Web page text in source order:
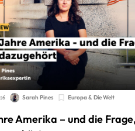
Sarah Pines Europa & Die Welt
Amerika – und die Frage,